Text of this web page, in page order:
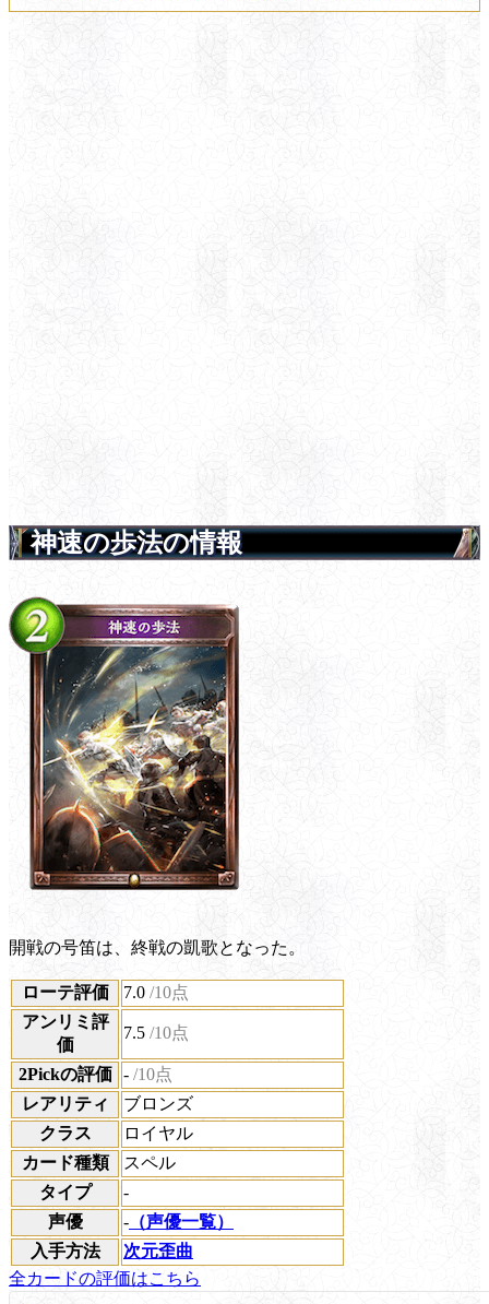
神速の歩法の情報
開戦の号笛は、終戦の凱歌となった。
ローテ評価 7.0 /10点
アンリミ評
価
7.5 /10点
2Pickの評価 - /10点
レアリティ
ブロンズ
クラス
ロイヤル
カード種類
スペル
タイプ
-
声優
- （声優一覧）
入手方法
次元歪曲
全カードの評価はこちら